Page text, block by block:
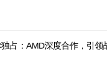
独占：AMD深度合作，引